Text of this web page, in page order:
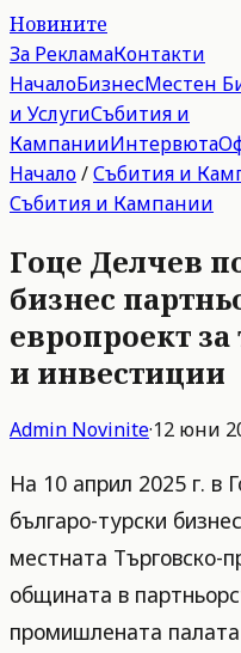
Новините
За РекламаКонтакти
НачалоБизнесМестен
и УслугиСъбития и
КампанииИнтервюта
Начало/Събития и
Събития и Кампании
Гоце Делчев
бизнес
европроект
и инвестиции
Admin Novinite·12 юни
На 10 април 2025 г. в
българо-турски
местната Търговско-
общината в
промишлената